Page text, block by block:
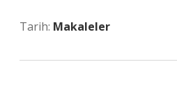
Tarih: Makaleler